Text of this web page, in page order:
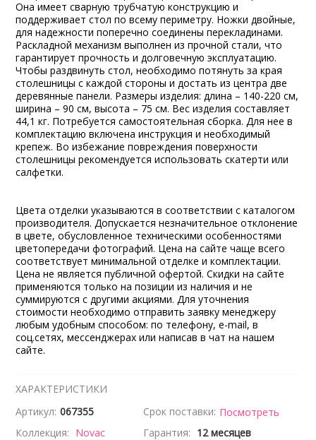
Она имеет сварную трубчатую конструкцию и
поддерживает стол по всему периметру. Ножки двойные,
для надежности поперечно соединены перекладинами.
Раскладной механизм выполнен из прочной стали, что
гарантирует прочность и долговечную эксплуатацию.
Чтобы раздвинуть стол, необходимо потянуть за края
столешницы с каждой стороны и достать из центра две
деревянные панели. Размеры изделия: длина – 140-220 см,
ширина – 90 см, высота – 75 см. Вес изделия составляет
44,1 кг. Потребуется самостоятельная сборка. Для нее в
комплектацию включена инструкция и необходимый
крепеж. Во избежание повреждения поверхности
столешницы рекомендуется использовать скатерти или
салфетки.
Цвета отделки указываются в соответствии с каталогом
производителя. Допускается незначительное отклонение
в цвете, обусловленное техническими особенностями
цветопередачи фотографий. Цена на сайте чаще всего
соответствует минимальной отделке и комплектации.
Цена не является публичной офертой. Скидки на сайте
применяются только на позиции из наличия и не
суммируются с другими акциями. Для уточнения
стоимости необходимо отправить заявку менеджеру
любым удобным способом: по телефону, e-mail, в
соц.сетях, мессенджерах или написав в чат на нашем
сайте.
ХАРАКТЕРИСТИКИ
Артикул: 067355 Срок поставки: Посмотреть
Коллекция: Novac Гарантия: 12 месяцев